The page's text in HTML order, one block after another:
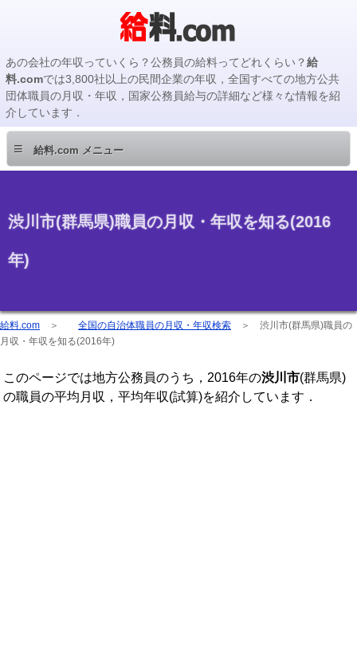
あの会社の年収っていくら？公務員の給料ってどれくらい？給
料.comでは3,800社以上の民間企業の年収，全国すべての地方公共
団体職員の月収・年収，国家公務員給与の詳細など様々な情報を紹
介しています．
≡ 給料.com メニュー
渋川市(群馬県)職員の月収・年収を知る(2016
年)
給料.com ＞ 全国の自治体職員の月収・年収検索 ＞ 渋川市(群馬県)職員の
月収・年収を知る(2016年)
このページでは地方公務員のうち，2016年の渋川市(群馬県)
の職員の平均月収，平均年収(試算)を紹介しています．